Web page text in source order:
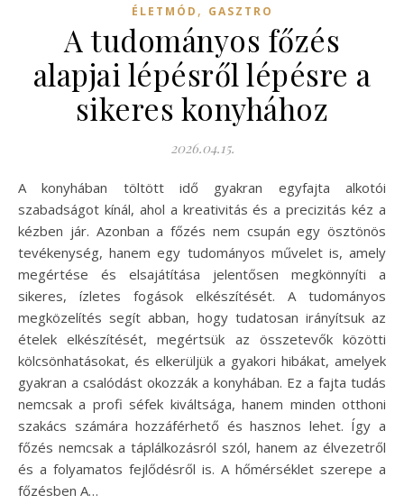
ÉLETMÓD , GASZTRO
A tudományos főzés
alapjai lépésről lépésre a
sikeres konyhához
2026.04.15.
A konyhában töltött idő gyakran egyfajta alkotói
szabadságot kínál, ahol a kreativitás és a precizitás kéz a
kézben jár. Azonban a főzés nem csupán egy ösztönös
tevékenység, hanem egy tudományos művelet is, amely
megértése és elsajátítása jelentősen megkönnyíti a
sikeres, ízletes fogások elkészítését. A tudományos
megközelítés segít abban, hogy tudatosan irányítsuk az
ételek elkészítését, megértsük az összetevők közötti
kölcsönhatásokat, és elkerüljük a gyakori hibákat, amelyek
gyakran a csalódást okozzák a konyhában. Ez a fajta tudás
nemcsak a profi séfek kiváltsága, hanem minden otthoni
szakács számára hozzáférhető és hasznos lehet. Így a
főzés nemcsak a táplálkozásról szól, hanem az élvezetről
és a folyamatos fejlődésről is. A hőmérséklet szerepe a
főzésben A…